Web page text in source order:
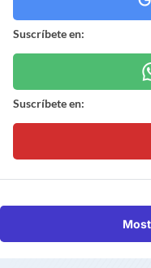
Suscríbete en:
Suscríbete en: